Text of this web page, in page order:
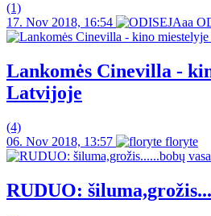
(1)
17. Nov 2018, 16:54
Lankomės Cinevilla -
Latvijoje
(4)
06. Nov 2018, 13:57
floryte
RUDUO: